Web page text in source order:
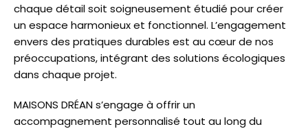
chaque détail soit soigneusement étudié pour créer
un espace harmonieux et fonctionnel. L’engagement
envers des pratiques durables est au cœur de nos
préoccupations, intégrant des solutions écologiques
dans chaque projet.
MAISONS DRÉAN s’engage à offrir un
accompagnement personnalisé tout au long du